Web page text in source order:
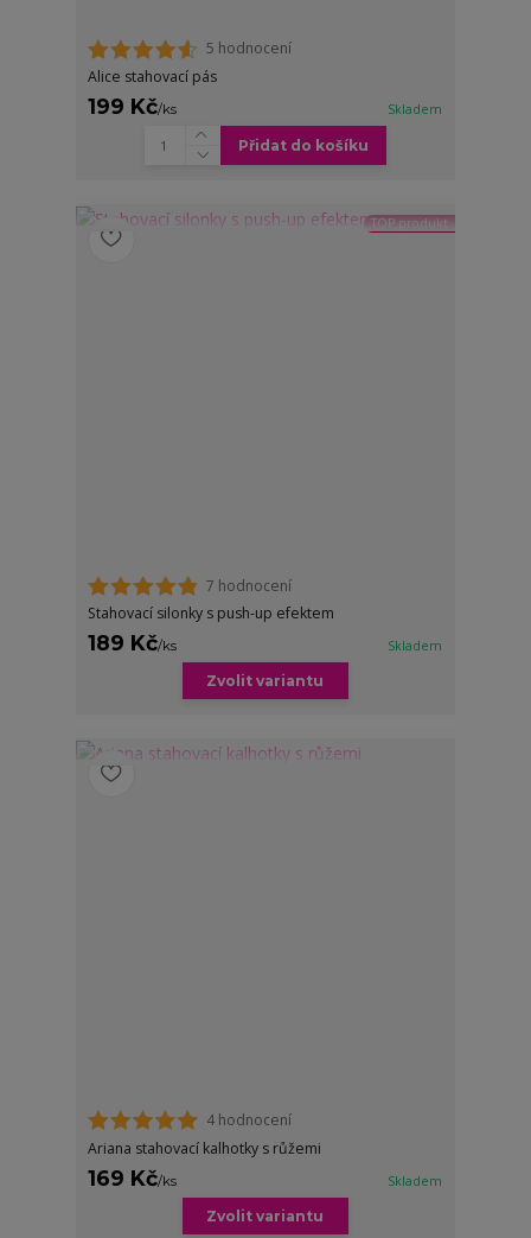
5 hodnocení
Alice stahovací pás
199 Kč/ks Skladem
Přidat do košíku
TOP produkt
7 hodnocení
Stahovací silonky s push-up efektem
189 Kč/ks Skladem
Zvolit variantu
4 hodnocení
Ariana stahovací kalhotky s růžemi
169 Kč/ks Skladem
Zvolit variantu